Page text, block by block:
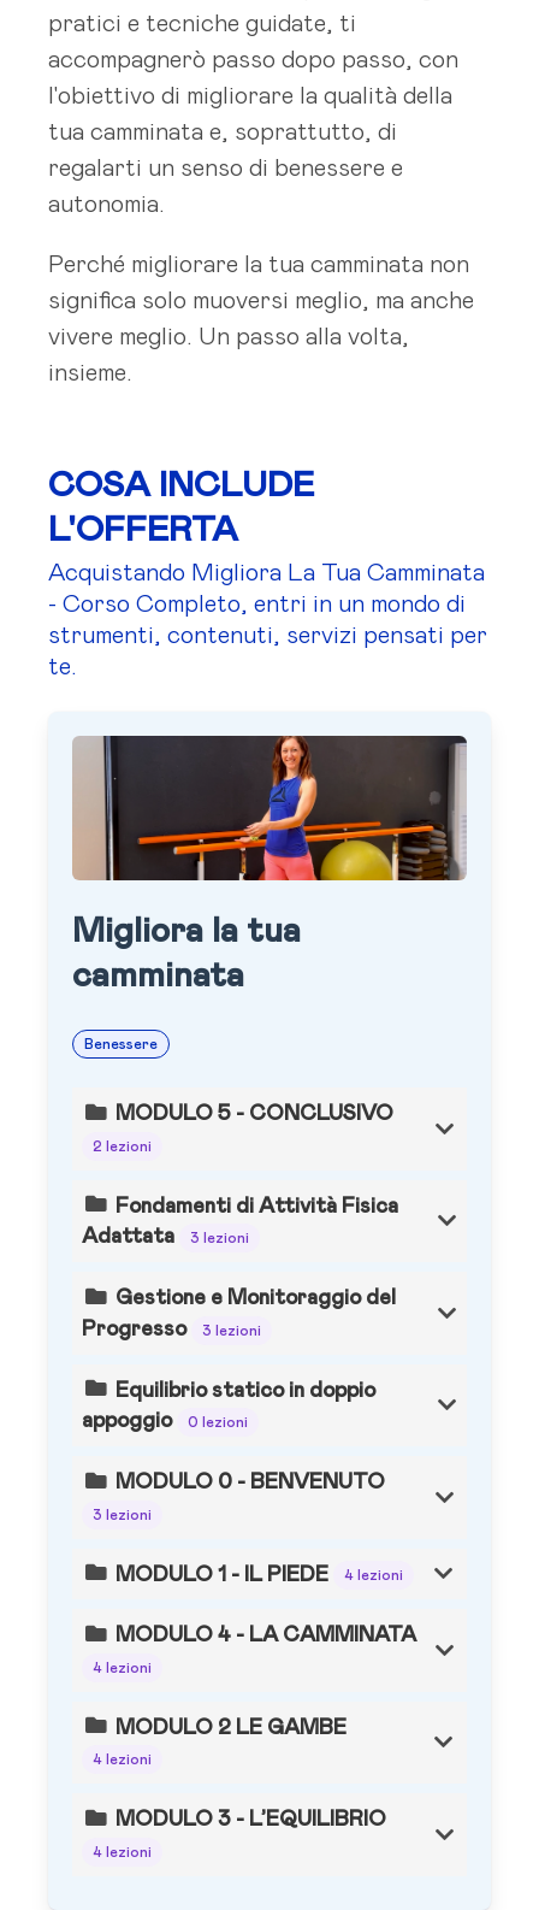
pratici e tecniche guidate, ti
accompagnerò passo dopo passo, con
l'obiettivo di migliorare la qualità della
tua camminata e, soprattutto, di
regalarti un senso di benessere e
autonomia.
Perché migliorare la tua camminata non
significa solo muoversi meglio, ma anche
vivere meglio. Un passo alla volta,
insieme.
COSA INCLUDE
L'OFFERTA
Acquistando Migliora La Tua Camminata
- Corso Completo, entri in un mondo di
strumenti, contenuti, servizi pensati per
te.
Migliora la tua
camminata
Benessere
MODULO 5 - CONCLUSIVO
2 lezioni
Fondamenti di Attività Fisica
Adattata
3 lezioni
Gestione e Monitoraggio del
Progresso
3 lezioni
Equilibrio statico in doppio
appoggio
0 lezioni
MODULO 0 - BENVENUTO
3 lezioni
MODULO 1 - IL PIEDE 4 lezioni
MODULO 4 - LA CAMMINATA
4 lezioni
MODULO 2 LE GAMBE
4 lezioni
MODULO 3 - L’EQUILIBRIO
4 lezioni